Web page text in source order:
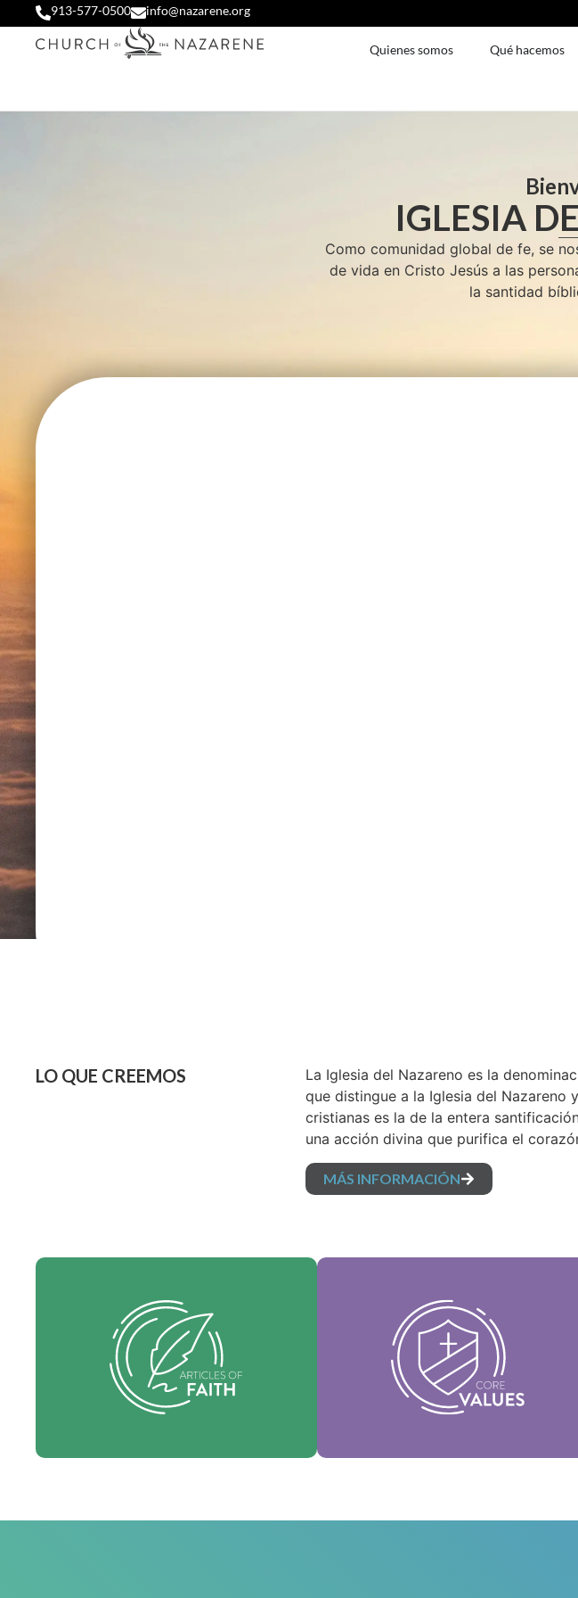
913-577-0500 info@nazarene.org
Quienes somos Qué hacemos
IGLESIA
Como comunidad global de fe, se
de vida en Cristo Jesús a las
la santidad
LO QUE CREEMOS
La Iglesia del Nazareno es la
que distingue a la Iglesia del Nazareno
cristianas es la de la entera
una acción divina que purifica el
MÁS INFORMACIÓN
Nuestros Artículos de fe son nuestras
creencias fundamentales y establecen
las verdades esenciales que guían cada
área de práctica.
Fe
constituyen la esencia de nuestra
identidad, respaldan la visión de
nuestra denominación y ayudan a dar
forma a nuestra cultura.
Valores